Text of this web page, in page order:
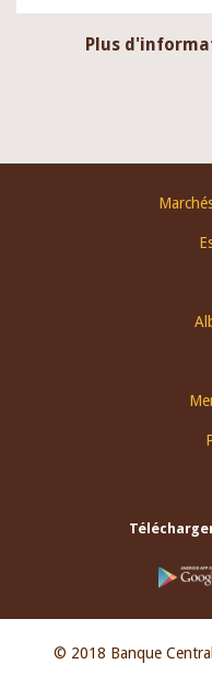
Plus
© 2018 Banque